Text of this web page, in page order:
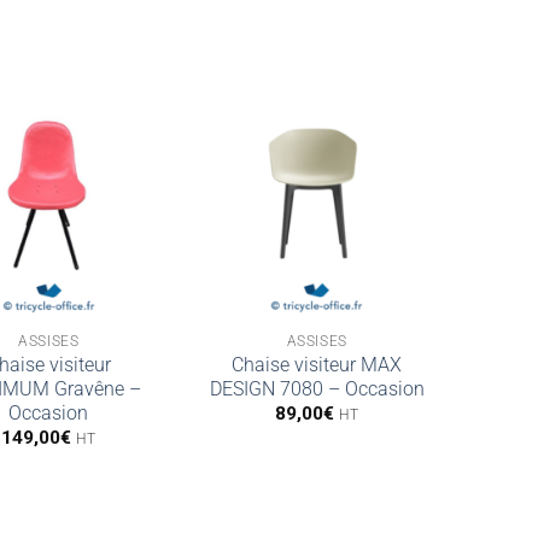
ASSISES
visiteur
Gravêne –
Occasion
149,00€ HT
ASSISES
Chaise visiteur MAX
DESIGN 7080 – Occasion
89,00€ HT